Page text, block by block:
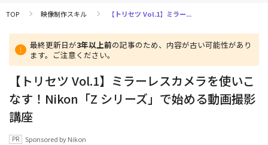
TOP 映像制作スキル 【トリセツ Vol.1】ミラー...
最終更新日が3年以上前の記事のため、内容が古い可能性があり
ます。ご注意ください。
【トリセツ Vol.1】ミラーレスカメラを使いこ
なす！Nikon「Z シリーズ」で始める動画撮影
講座
Sponsored by Nikon